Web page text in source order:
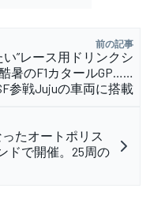
前の記事
”レース用ドリンクシ
暑のF1カタールGP……
参戦Jujuの車両に搭載
たオートポリス
ドで開催。25周の